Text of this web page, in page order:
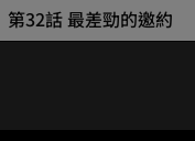
第32話 最差勁的邀約